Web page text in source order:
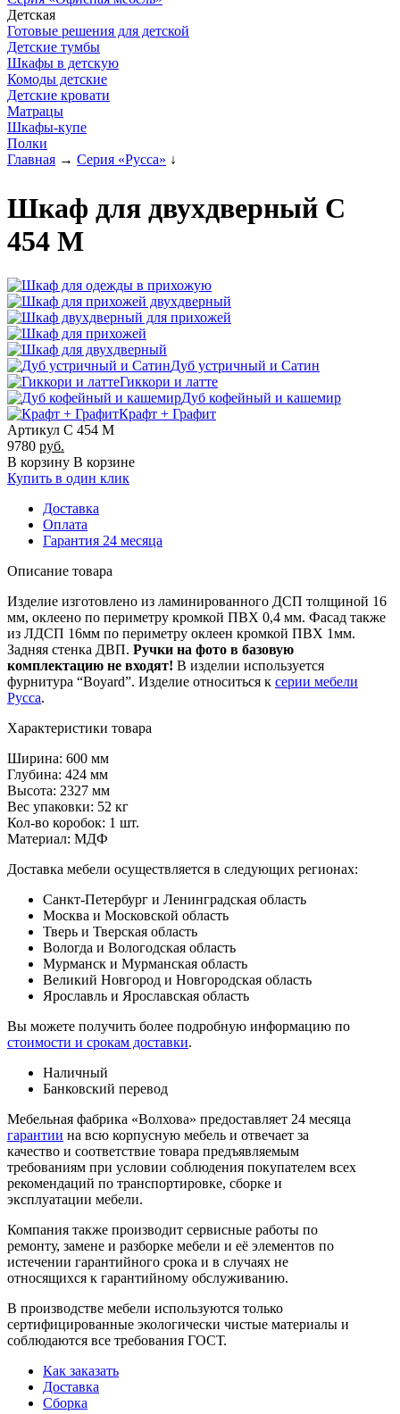
Детская
Готовые решения для детской
Детские тумбы
Шкафы в детскую
Комоды детские
Детские кровати
Матрацы
Шкафы-купе
Полки
Главная → Серия «Русса» ↓
Шкаф для двухдверный С
454 М
Дуб устричный и Сатин
Гиккори и латте
Дуб кофейный и кашемир
Крафт + Графит
Артикул С 454 М
9780 руб.
В корзину В корзине
Купить в один клик
Доставка
Оплата
Гарантия 24 месяца
Описание товара
Изделие изготовлено из ламинированного ДСП толщиной 16
мм, оклеено по периметру кромкой ПВХ 0,4 мм. Фасад также
из ЛДСП 16мм по периметру оклеен кромкой ПВХ 1мм.
Задняя стенка ДВП. Ручки на фото в базовую
комплектацию не входят! В изделии используется
фурнитура “Boyard”. Изделие относиться к серии мебели
Русса.
Характеристики товара
Ширина: 600 мм
Глубина: 424 мм
Высота: 2327 мм
Вес упаковки: 52 кг
Кол-во коробок: 1 шт.
Материал: МДФ
Доставка мебели осуществляется в следующих регионах:
Санкт-Петербург и Ленинградская область
Москва и Московской область
Тверь и Тверская область
Вологда и Вологодская область
Мурманск и Мурманская область
Великий Новгород и Новгородская область
Ярославль и Ярославская область
Вы можете получить более подробную информацию по
стоимости и срокам доставки.
Наличный
Банковский перевод
Мебельная фабрика «Волхова» предоставляет 24 месяца
гарантии на всю корпусную мебель и отвечает за
качество и соответствие товара предъяв­ляе­мым
требованиям при условии соблюдения покупателем всех
рекомендаций по транспорти­ровке, сборке и
эксплуатации мебели.
Компания также производит сервисные работы по
ремонту, замене и разборке мебели и её элементов по
истечении гарантийного срока и в случаях не
относящихся к гарантийному обслуживанию.
В производстве мебели используются только
сертифицированные экологически чистые материалы и
соблюдаются все требования ГОСТ.
Как заказать
Доставка
Сборка